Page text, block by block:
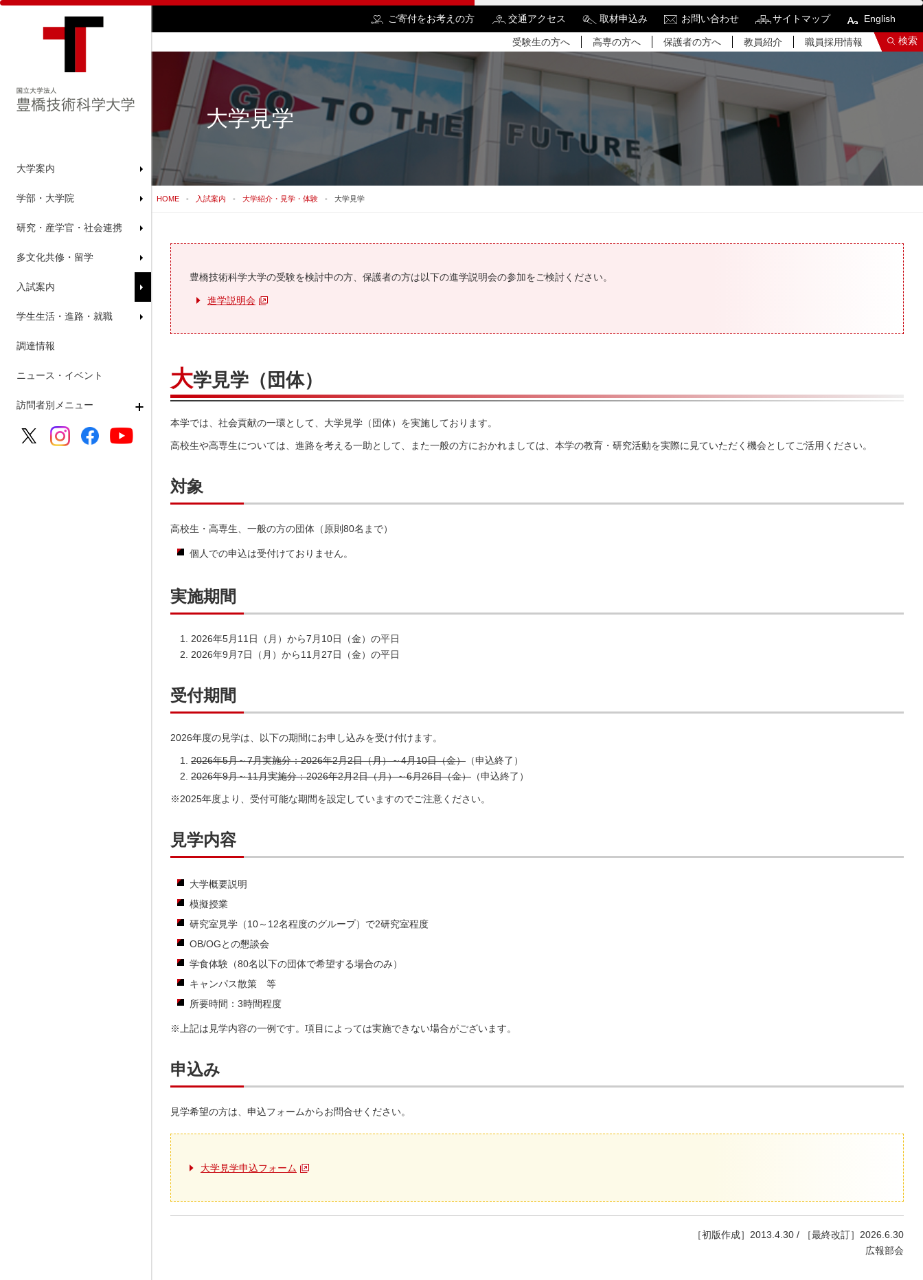
大学案内
学部・大学院
研究・産学官・社会連携
多文化共修・留学
入試案内
学生生活・進路・就職
調達情報
ニュース・イベント
訪問者別メニュー
ご寄付をお考えの方 交通アクセス 取材申込み お問い合わせ サイトマップ English
受験生の方へ 高専の方へ 保護者の方へ 教員紹介 職員採用情報 検索
検索結果をもっと見る
大学見学
HOME 入試案内 大学紹介・見学・体験 大学見学
豊橋技術科学大学の受験を検討中の方、保護者の方は以下の進学説明会の参加をご検討ください。
進学説明会
大学見学（団体）
本学では、社会貢献の一環として、大学見学（団体）を実施しております。
高校生や高専生については、進路を考える一助として、また一般の方におかれましては、本学の教育・研究活動を実際に見ていただく機会としてご活用ください。
対象
高校生・高専生、一般の方の団体（原則80名まで）
個人での申込は受付けておりません。
実施期間
2026年5月11日（月）から7月10日（金）の平日
2026年9月7日（月）から11月27日（金）の平日
受付期間
2026年度の見学は、以下の期間にお申し込みを受け付けます。
2026年5月～7月実施分：2026年2月2日（月）～4月10日（金） （申込終了）
2026年9月～11月実施分：2026年2月2日（月）～6月26日（金） （申込終了）
※2025年度より、受付可能な期間を設定していますのでご注意ください。
見学内容
大学概要説明
模擬授業
研究室見学（10～12名程度のグループ）で2研究室程度
OB/OGとの懇談会
学食体験（80名以下の団体で希望する場合のみ）
キャンパス散策 等
所要時間：3時間程度
※上記は見学内容の一例です。項目によっては実施できない場合がございます。
申込み
見学希望の方は、申込フォームからお問合せください。
大学見学申込フォーム
［初版作成］2013.4.30 / ［最終改訂］2026.6.30
広報部会